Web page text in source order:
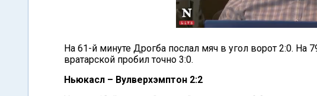
На 61-й минуте Дрогба послал мяч в угол ворот 2:0. На
вратарской пробил точно 3:0.
Ньюкасл – Вулверхэмптон 2:2